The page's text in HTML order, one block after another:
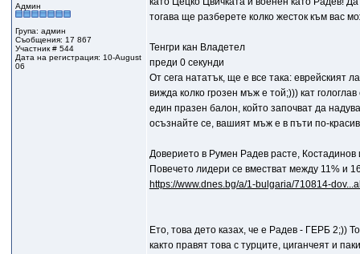
Админ
Група: админ
Съобщения: 17 867
Участник # 544
Дата на регистрация: 10-August
06
тогава ще разберете колко жесток към вас
Тенгри кан Владетел
преди 0 секунди
От сега нататък, ще е все така: еврейският
вижда колко грозен мъж е той;))) кат
един празен балон, който започват да
осъзнайте се, вашият мъж е в пъти по-
Доверието в Румен Радев расте, Костадинов
Повечето лидери се вместват между 11% и
https://www.dnes.bg/a/1-bulgaria/710814-
Ето, това дето казах, че е Радев - ГЕРБ 2;))
както правят това с турците, циганчеят и